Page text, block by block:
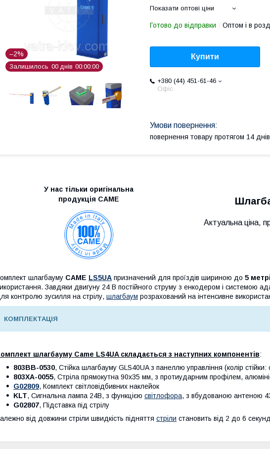
–2%
Залишилось 00 днів 00 00 00
Показати оптові ціни
Готово до відправки Оптом і в
Купити
+380 (44) 451-61-46
Офіс
повернення товару протягом 14 днів
У нас тільки оригінальна
продукція САМЕ
Актуальна ціна,
шлагбауму CAME LS5UA призначений для проїздів шириною до 5
Завдяки двигуну 24 В постійного струму з енкодером і системою
контролю зусилля на стрілу, шлагбаум розрахований на інтенсивне
КОМПЛЕКТАЦІЯ
шлагбауму Came LS4UA складається з наступних компонентів:
803BB-0530, Стійка шлагбауму GLS40UA з панеллю управління (колір
803XA-0055, Стріла прямокутна 90х35 мм, з протиударним профілем,
G02809, Комплект світловідбивних наклейок
KLT, Сигнальна лампа 24В, з функцією світлофора, з вбудованою антеною
G02807, Підставка під стрілу
від довжини стріли швидкість підняття стріли становить від 2 до 6